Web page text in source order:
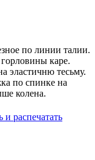
по линии талии.
каре.
эластичню тесьму.
по спинке на
колена.
и распечатать